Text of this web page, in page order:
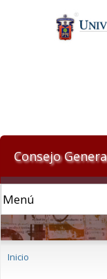
Consejo
Inicio